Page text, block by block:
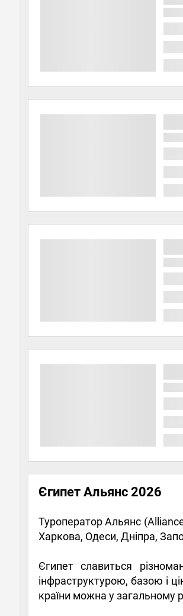
Єгипет Альянс 2026
Туроператор Альянс
Харкова, Одеси, Дніпра,
Єгипет славиться
інфраструктурою, базою і
країни можна у загальному